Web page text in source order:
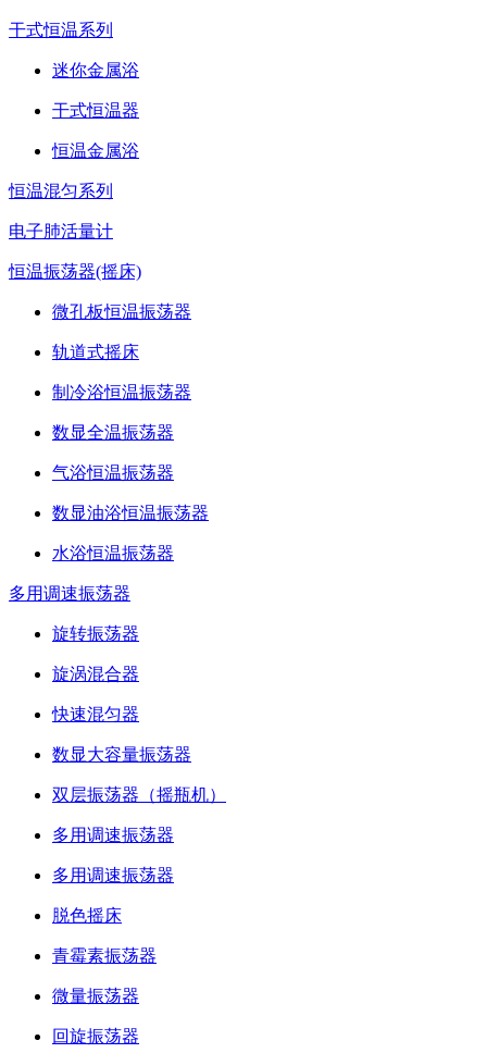
干式恒温系列
迷你金属浴
干式恒温器
恒温金属浴
恒温混匀系列
电子肺活量计
恒温振荡器(摇床)
微孔板恒温振荡器
轨道式摇床
制冷浴恒温振荡器
数显全温振荡器
气浴恒温振荡器
数显油浴恒温振荡器
水浴恒温振荡器
多用调速振荡器
旋转振荡器
旋涡混合器
快速混匀器
数显大容量振荡器
双层振荡器（摇瓶机）
多用调速振荡器
多用调速振荡器
脱色摇床
青霉素振荡器
微量振荡器
回旋振荡器